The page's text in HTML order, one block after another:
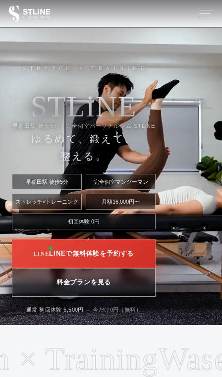
STRETCH × TRAINING
STLiNE
早稲田駅 徒歩5分｜完全個室パーソナルジム STLiNE
ゆるめて、鍛えて、
整える。
早稲田駅 徒歩5分 完全個室マンツーマン
ストレッチ×トレーニング 月額16,000円〜
初回体験 0円
LINEで無料体験を予約する
料金プランを見る
通常 初回体験 5,500円 →今だけ0円（無料）
Training